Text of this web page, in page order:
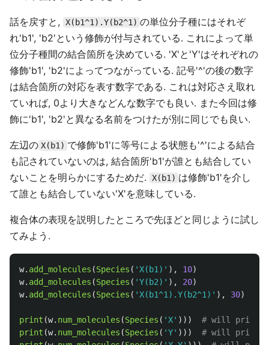
話を戻すと, X(b1^1).Y(b2^1) の単位分子種にはそれぞ
れ'b1', 'b2'という修飾が付与されている. これによって単
位分子種間の結合箇所を決めている. 'X'と'Y'はそれぞれの
修飾'b1', 'b2'によってつながっている. 記号'^'の後の数字
は結合箇所の対応を表す数字である. これは対応さえ取れ
ていれば, 0より大きなどんな数字でも良い. また今回は修
飾に'b1', 'b2'と異なる名前をつけたが別に同じでも良い.
左辺の X(b1) で修飾'b1'に等号による状態も'^'による結合
も記されていないのは, 結合箇所'b1'が誰とも結合してい
ないことを明らかにするためだ.
X(b1) は修飾'b1'を介し
て誰とも結合していない'X'を意味している.
複合体の表現を説明したところで先ほどと同じように試し
てみよう.
w. add_molecules (Species ( ' X(b1) ' ), 10)
w. add_molecules (Species ( 'Y(b2) ' ), 20)
w. add_molecules (Species ( ' X(b1^1).Y(b2^1) ' ), 30)
print (w. num_molecules (Species ( ' X' )))
print (w. num_molecules (Species ( 'Y' )))